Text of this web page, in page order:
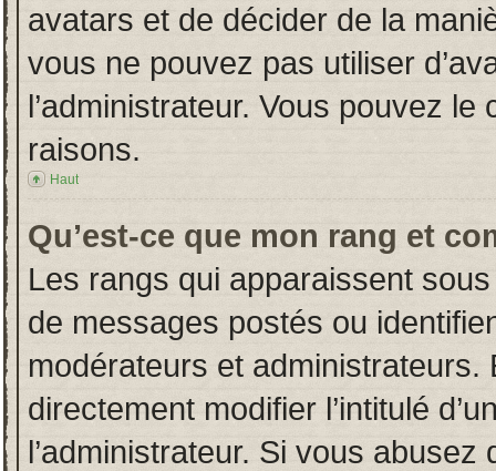
avatars et de décider de la
vous ne pouvez pas utiliser
l’administrateur. Vous pouvez
raisons.
Haut
Qu’est-ce que mon rang et
Les rangs qui apparaissent
de messages postés ou
modérateurs et
directement modifier l’intitulé
l’administrateur. Si vous